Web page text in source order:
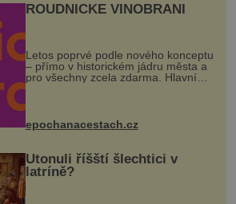
ROUDNICKÉ VINOBRANÍ
Letos poprvé podle nového konceptu
– přímo v historickém jádru města a
pro všechny zcela zdarma. Hlavní
program se odehraje na Karlově a
mohou těšit na víno, burčák, pes...
epochanacestach.cz
Utonuli říšští šlechtici v
latríně?